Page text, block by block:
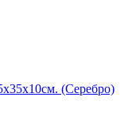
(Серебро)